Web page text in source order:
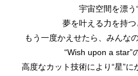
宇宙空間を漂う
夢を叶える力を持つ
もう一度かえせたら、みんな
“Wish upon a star”
高度なカット技術により“星”に